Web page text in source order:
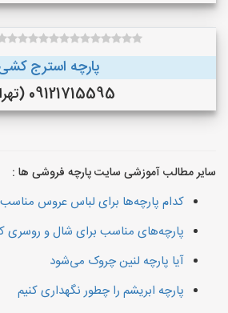
پارچه استرج
09121715595 (تهران)
سایر مطالب آموزشی سایت پارچه فروشی ها :
کدام پارچه‌ها برای لباس عروس
پارچه‌های مناسب برای شال و روسری
آیا پارچه لنین چروک می‌شود
پارچه ابریشم را چطور نگهداری کنیم